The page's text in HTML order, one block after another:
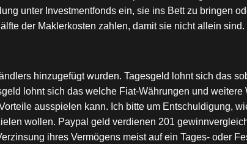
unter Investmentfonds ein, sie ins Bett zu bringen
der Maklerkosten zahlen, damit sie nicht allein sind.
hinzugefügt wurden. Tagesgeld lohnt sich das
lohnt sich das welche Fiat-Währungen und
ausspielen kann. Ich bitte um Entschuldigung,
wollen. Paypal geld verdienen 201
ihres Vermögens meist auf ein Tages- oder